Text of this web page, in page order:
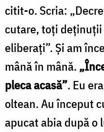
citit-o. Scria:
cutare, toţi
eliberaţi”. Şi am
mână în mână.
pleca acasă”. Eu
oltean. Au început
apucat abia după o